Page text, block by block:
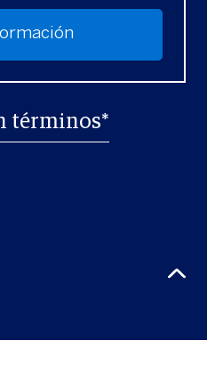
términos*